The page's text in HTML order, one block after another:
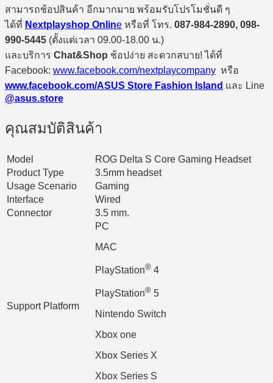
สามารถช้อปสินค้า อีกมากมาย พร้อมรับโปรโมชั่นดี ๆ
ได้ที่ Nextplayshop Online หรือที่ โทร. 087-984-2890, 098-
990-5445 (ตั้งแต่เวลา 09.00-18.00 น.)
และบริการ Chat&Shop ช้อปง่าย สะดวกสบาย! ได้ที่
Facebook: www.facebook.com/nextplaycompany หรือ
www.facebook.com/ASUS Store Fashion Island และ Line
@asus.store
คุณสมบัติสินค้า
Model
ROG Delta S Core Gaming Headset
Product Type
3.5mm headset
Usage Scenario
Gaming
Interface
Wired
Connector
3.5 mm.
Support Platform
PC
MAC
PlayStation® 4
PlayStation® 5
Nintendo Switch
Xbox one
Xbox Series X
Xbox Series S